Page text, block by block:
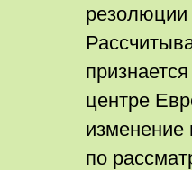
резолюции
центре
изменение
по